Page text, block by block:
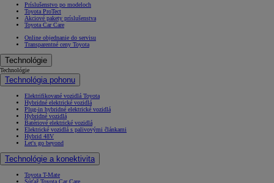
Príslušenstvo po modeloch
Toyota ProTect
Akciové pakety príslušenstva
Toyota Car Care
Online objednanie do servisu
Transparentné ceny Toyota
Technológie
Technológie
Technológia pohonu
Elektrifikované vozidlá Toyota
Hybridné elektrické vozidlá
Plug-in hybridné elektrické vozidlá
Hybridné vozidlá
Batériové elektrické vozidlá
Elektrické vozidlá s palivovými článkami
Hybrid 48V
Let's go beyond
Technológie a konektivita
Toyota T-Mate
Súťaž Toyota Car Care